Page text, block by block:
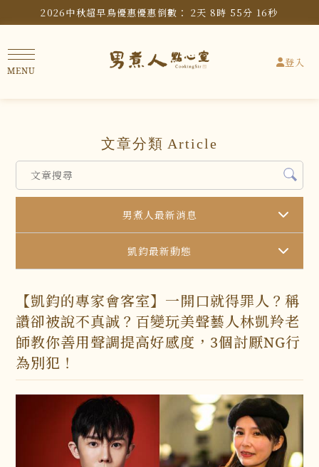
2026中秋超早鳥優惠優惠倒數： 2天 8時 55分 15秒
登入
文章分類 Article
男煮人最新消息
凱鈞最新動態
【凱鈞的專家會客室】一開口就得罪人？稱
讚卻被說不真誠？百變玩美聲藝人林凱羚老
師教你善用聲調提高好感度，3個討厭NG行
為別犯！